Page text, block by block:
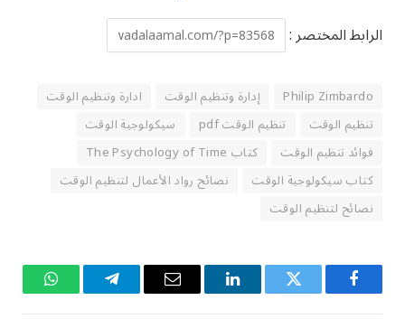
الرابط المختصر :
Philip Zimbardo إدارة وتنظيم الوقت
ادارة وتنظيم الوقت
تنظيم الوقت
تنظيم الوقت pdf
سيكولوجية الوقت
فوائد تنظيم الوقت
كتاب The Psychology of Time
كتاب سيكولوجية الوقت
نصائح رواد الأعمال لتنظيم الوقت
نصائح لتنظيم الوقت
فيسبوك تويتر لينكدإن
البريد
تيلقرام واتساب